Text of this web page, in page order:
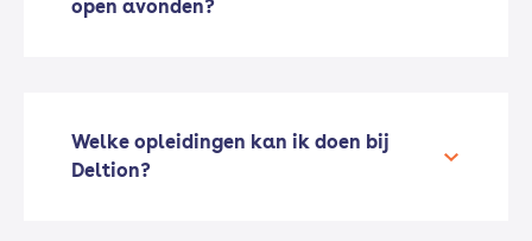
open avonden?
Welke opleidingen kan ik doen bij
Deltion?